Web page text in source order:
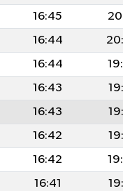
16:45
16:44
16:44
16:43
16:43
16:42
16:42
16:41